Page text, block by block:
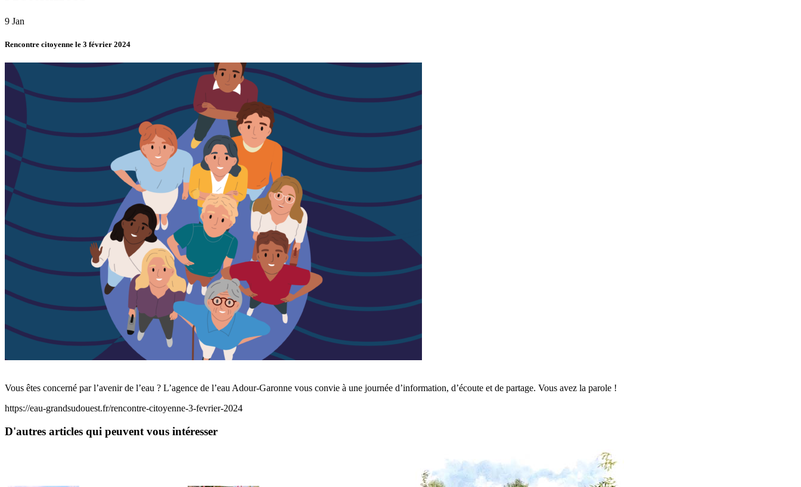
9 Jan
Rencontre citoyenne le 3 février 2024
Vous êtes concerné par l’avenir de l’eau ? L’agence de l’eau Adour-Garonne vous convie à une journée d’information, d’écoute et de partage. Vous avez la parole !
https://eau-grandsudouest.fr/rencontre-citoyenne-3-fevrier-2024
D'autres articles qui peuvent vous intéresser